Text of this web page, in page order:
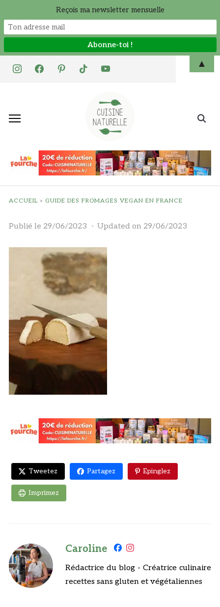
instagramfacebookpinteresttiktok youtube
Search
ACCUEIL » GUIDE DES FROMAGES VEGAN EN FRANCE
Publié le 29/06/2023 Updated on 29/06/2023
Tweetez Partagez Epinglez
Imprimez
Caroline
Rédactrice du blog - Créatrice culinaire
recettes sans gluten et végétaliennes
Reçois ma newsletter mensuelle
▲